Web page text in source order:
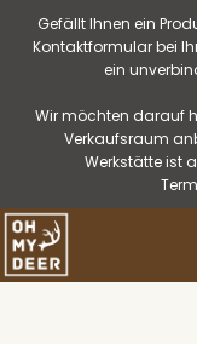
Gefällt Ihnen ein
Kontaktformular bei
ein
Wir möchten darauf
Verkaufsraum
Werkstätte ist